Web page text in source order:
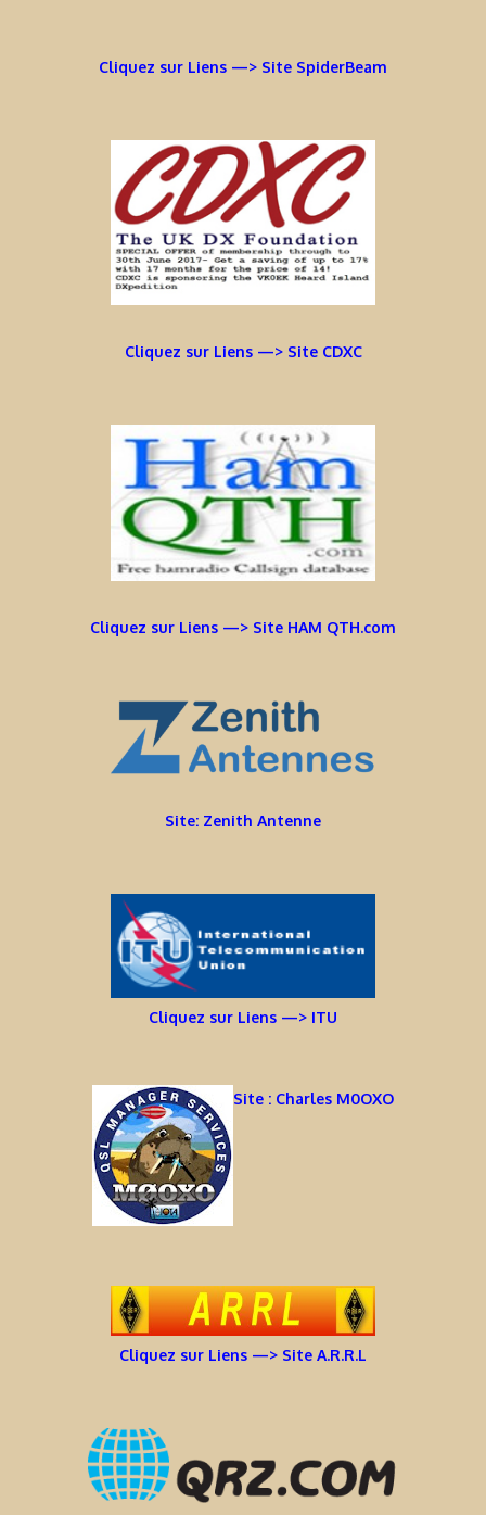
Cliquez sur Liens —> Site SpiderBeam
Cliquez sur Liens —> Site CDXC
Cliquez sur Liens —> Site HAM QTH.com
Site: Zenith Antenne
Cliquez sur Liens —> ITU
Site : Charles M0OXO
Cliquez sur Liens —> Site A.R.R.L